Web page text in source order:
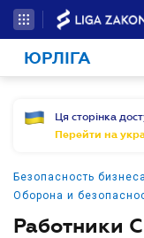
ЮРЛІГА
Ця сторінка
Перейти на
Безопасность бизнеса
Оборона и
Работники